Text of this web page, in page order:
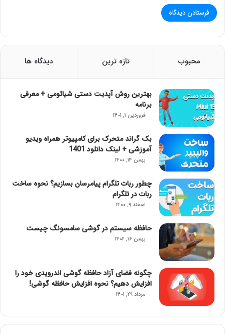
محبوب تازه ترین دیدگاه ها
بهترین روش آپدیت دستی شیائومی + معرفی
برنامه
فروردین ۱, ۱۴۰۱
بک گراند متحرک برای کامپیوتر همراه ویدیو
آموزشی + لینک دانلود 1401
بهمن ۱۴, ۱۴۰۰
چطور ربات تلگرام پیامرسان بسازیم؟ نحوه ساخت
ربات در تلگرام
اسفند ۹, ۱۴۰۰
حافظه سیستم در گوشی سامسونگ چیست
بهمن ۱۶, ۱۴۰۲
چگونه فضای آزاد حافظه گوشی اندرویدی خود را
افزایش دهیم؟ نحوه افزایش حافظه گوشی!
مرداد ۲۹, ۱۴۰۱